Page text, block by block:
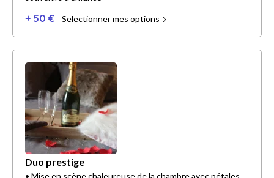
+ 50 € Selectionner mes options
Duo prestige